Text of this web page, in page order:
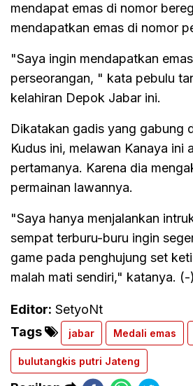
mendapat emas di nomor
mendapatkan emas di nomor
"Saya ingin mendapatkan
perseorangan, " kata pebulu
kelahiran Depok Jabar ini.
Dikatakan gadis yang gabung
Kudus ini, melawan Kanaya ini
pertamanya. Karena dia
permainan lawannya.
"Saya hanya menjalankan
sempat terburu-buru ingin
game pada penghujung set
malah mati sendiri," katanya. (-)
Editor: SetyoNt
Tags
jabar Medali emas
bulutangkis putri Jateng